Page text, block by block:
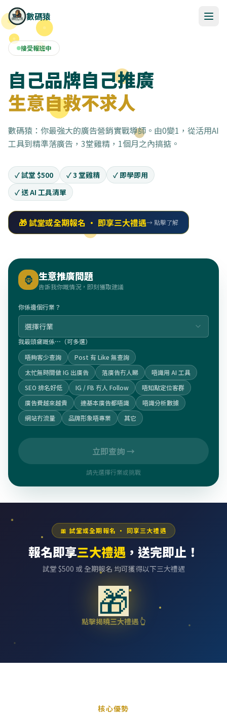
數碼猿
接受報班中
自己品牌自己推廣
生意自救不求人
數碼猿：你最強大的廣告營銷實戰導師。由0變1，從活用AI
工具到精準落廣告，3堂雞精，1個月之內搞掂。
✓試堂 $500 ✓3 堂雞精 ✓ 即學即用
✓ 送 AI 工具清單
🎁 試堂或全期報名 · 即享三大禮遇→ 點擊了解
🦍 生意推廣問題
告訴我你嘅情況，即刻獲取建議
你係邊個行業？
選擇行業
我最頭痛嘅係⋯（可多選）
唔夠客少查詢
Post 有 Like 無查詢
太忙無時間做 IG 出廣告
落廣告冇人睇
唔識用 AI 工具
SEO 排名好低
IG / FB 冇人 Follow
唔知點定位客群
廣告費越來越貴
連基本廣告都唔識
唔識分析數據
網站冇流量
品牌形象唔專業 其它
立即查詢 →
請先選擇行業或挑戰
🎀 試堂或全期報名 · 同享三大禮遇
報名即享三大禮遇 ，送完即止！
試堂 $500 或 全期報名 均可獲得以下三大禮遇
🎁
點擊揭曉三大禮遇 👆
核心優勢